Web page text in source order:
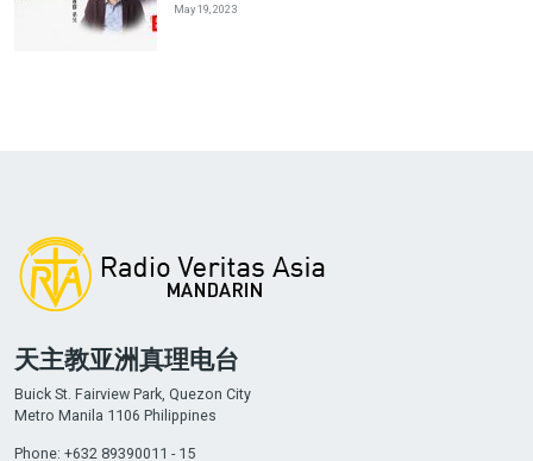
May 19, 2023
天主教亚洲真理电台
Buick St. Fairview Park, Quezon City
Metro Manila 1106 Philippines
Phone: +632 89390011 - 15